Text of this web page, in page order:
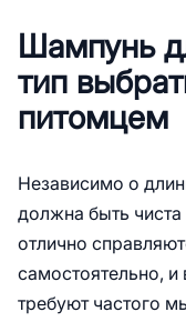
Шампунь
тип
питомцем
Независимо о
должна быть
отлично
самостоятельно, и
требуют частого